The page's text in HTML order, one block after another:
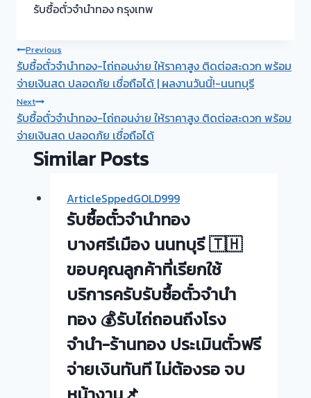
รับซื้อตั๋วจำนำทอง กรุงเทพ
Post
navigation
Previous
รับซื้อตั๋วจำนำทอง-ไถ่ถอนง่าย ให้ราคาสูง ติดต่อสะดวก พร้อม
จ่ายเงินสด ปลอดภัย เชื่อถือได้ | ผลงานวันนี้!-นนทบุรี
Next
รับซื้อตั๋วจำนำทอง-ไถ่ถอนง่าย ให้ราคาสูง ติดต่อสะดวก พร้อม
จ่ายเงินสด ปลอดภัย เชื่อถือได้
Similar Posts
ArticleSppedGOLD999
รับซื้อตั๋วจำนำทอง
บางศรีเมือง นนทบุรี 🇹🇭
ขอบคุณลูกค้าที่เรียกใช้
บริการครับรับซื้อตั๋วจำนำ
ทอง 💰รับไถ่ถอนถึงโรง
จำนำ-ร้านทอง ประเมินตั๋วฟรี
จ่ายเงินทันที ไม่ต้องรอ จบ